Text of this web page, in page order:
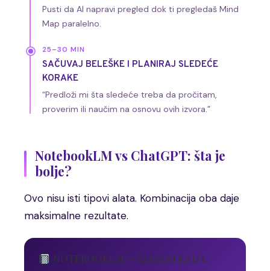
Pusti da AI napravi pregled dok ti pregledaš Mind
Map paralelno.
25–30 MIN
SAČUVAJ BELEŠKE I PLANIRAJ SLEDEĆE
KORAKE
“Predloži mi šta sledeće treba da pročitam,
proverim ili naučim na osnovu ovih izvora.”
NotebookLM vs ChatGPT: šta je
bolje?
Ovo nisu isti tipovi alata. Kombinacija oba daje
maksimalne rezultate.
NOTEBOOKLM — IZABERI KADA: